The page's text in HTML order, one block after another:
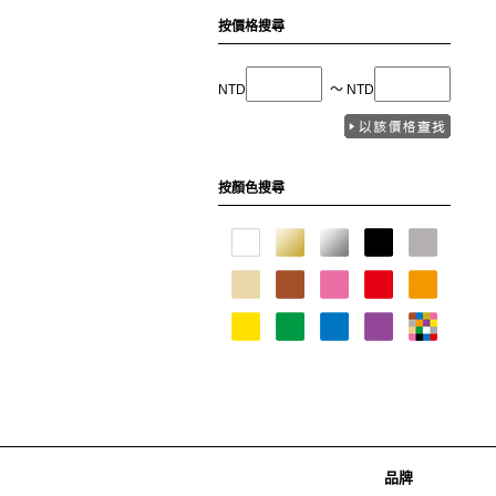
按價格搜尋
NTD 〜 NTD
按顏色搜尋
品牌